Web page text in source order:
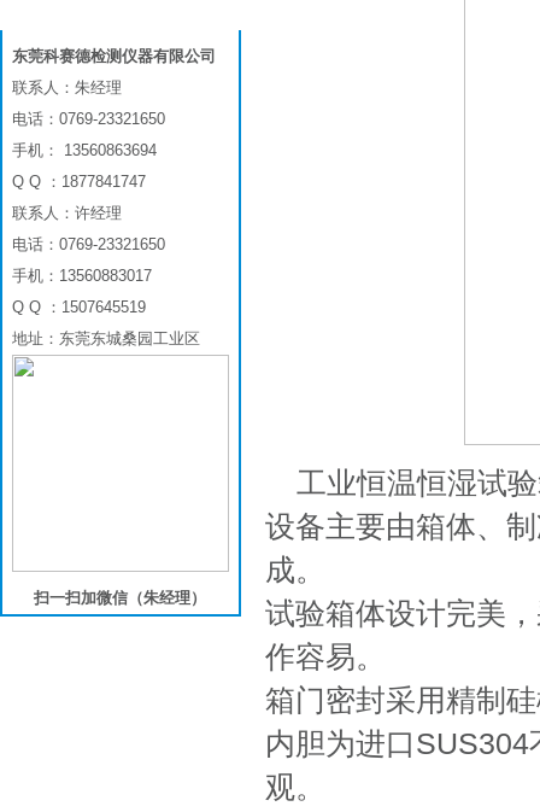
工业恒温恒湿试
设备主要由箱体、
成。
试验箱体设计完美
作容易。
箱门密封采用精制
内胆为进口
观。
东莞科赛德检测仪器有限公司
联系人：朱经理
电话：0769-23321650
手机： 13560863694
Q Q ：1877841747
联系人：许经理
电话：0769-23321650
手机：13560883017
Q Q ：1507645519
地址：东莞东城桑园工业区
扫一扫加微信（朱经理）